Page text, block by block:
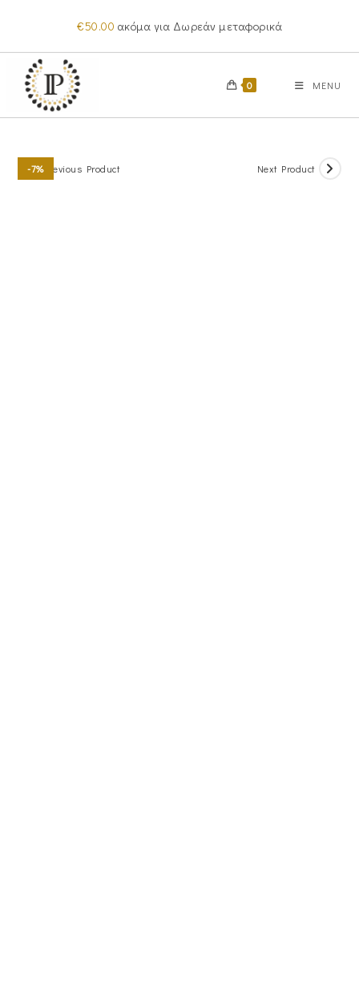
content
€50.00 ακόμα για Δωρεάν μεταφορικά
0 MENU
-7% Previous Product Next Product